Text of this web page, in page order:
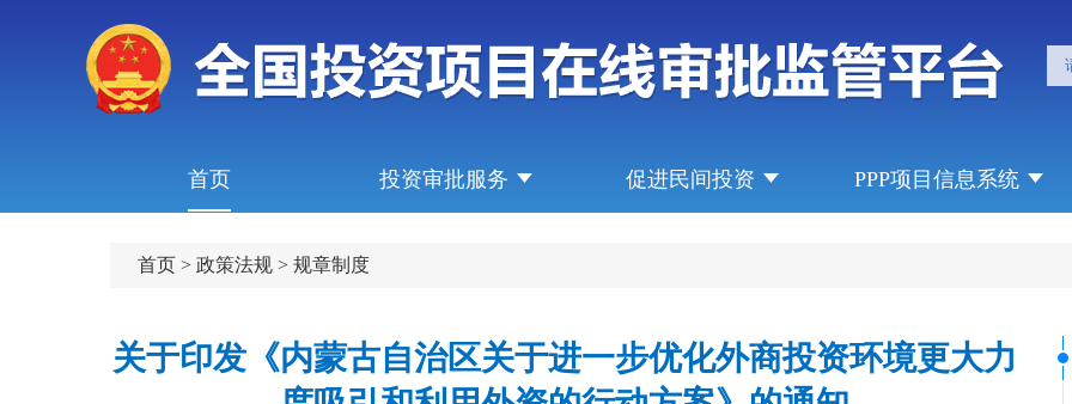
首页 投资审批服务 促进民间投资 PPP项目信息系统
首页 >政策法规 >规章制度
关于印发《内蒙古自治区关于进一步优化外商投资环境更大力